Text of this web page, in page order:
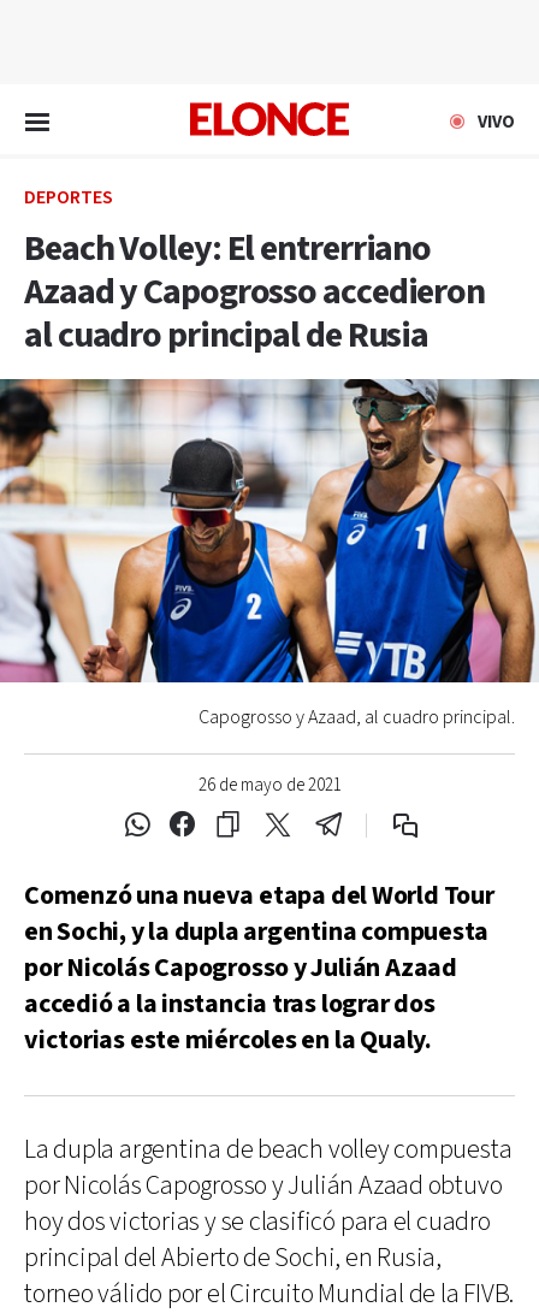
VIVO
DEPORTES
Beach Volley: El entrerriano
Azaad y Capogrosso accedieron
al cuadro principal de Rusia
26 de mayo de 2021
Capogrosso y Azaad, al cuadro principal.
Comenzó una nueva etapa del World Tour
en Sochi, y la dupla argentina compuesta
por Nicolás Capogrosso y Julián Azaad
accedió a la instancia tras lograr dos
victorias este miércoles en la Qualy.
La dupla argentina de beach volley compuesta
por Nicolás Capogrosso y Julián Azaad obtuvo
hoy dos victorias y se clasificó para el cuadro
principal del Abierto de Sochi, en Rusia,
torneo válido por el Circuito Mundial de la FIVB.